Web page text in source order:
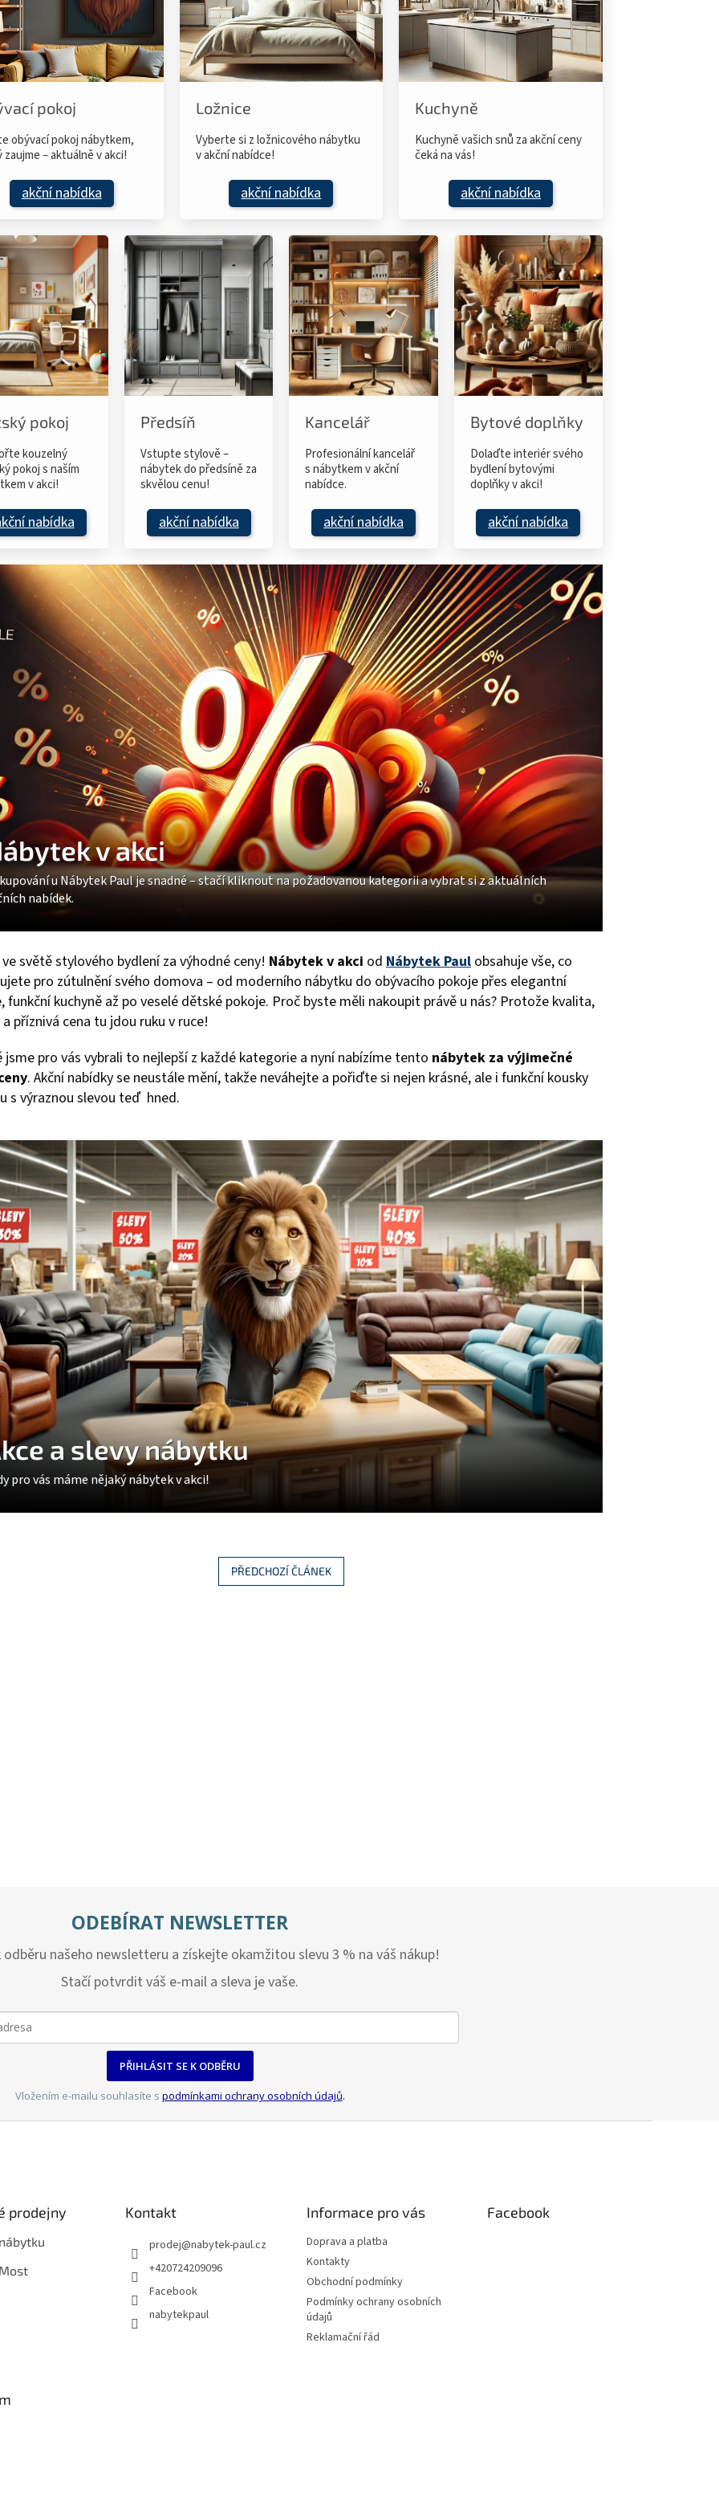
pokoj
obývací pokoj nábytkem,
– aktuálně v akci!
akční nabídka
Ložnice
Vyberte si z ložnicového nábytku
v akční nabídce!
akční nabídka
Kuchyně
Kuchyně vašich snů za akční ceny
čeká na vás!
akční nabídka
pokoj
kouzelný
pokoj s naším
v akci!
nabídka
Předsíň
Vstupte stylově –
nábytek do předsíně za
skvělou cenu!
akční nabídka
Kancelář
Profesionální kancelář
s nábytkem v akční
nabídce.
akční nabídka
Bytové doplňky
Dolaďte interiér svého
bydlení bytovými
doplňky v akci!
akční nabídka
v akci
u Nábytek Paul je snadné – stačí kliknout na požadovanou kategorii a vybrat si z aktuálních
nabídek.
světě stylového bydlení za výhodné ceny! Nábytek v akci od Nábytek Paul obsahuje vše, co
pro zútulnění svého domova – od moderního nábytku do obývacího pokoje přes elegantní
funkční kuchyně až po veselé dětské pokoje. Proč byste měli nakoupit právě u nás? Protože kvalita,
příznivá cena tu jdou ruku v ruce!
jsme pro vás vybrali to nejlepší z každé kategorie a nyní nabízíme tento nábytek za výjimečné
. Akční nabídky se neustále mění, takže neváhejte a pořiďte si nejen krásné, ale i funkční kousky
s výraznou slevou teď hned.
a slevy nábytku
pro vás máme nějaký nábytek v akci!
PŘEDCHOZÍ ČLÁNEK
ODEBÍRAT NEWSLETTER
našeho newsletteru a získejte okamžitou slevu 3 % na váš nákup!
Stačí potvrdit váš e-mail a sleva je vaše.
PŘIHLÁSIT SE K ODBĚRU
Vložením e-mailu souhlasíte s podmínkami ochrany osobních údajů.
prodejny Kontakt
prodej@nabytek-paul.cz
+420724209096
Facebook
nabytekpaul
Informace pro vás
Doprava a platba
Kontakty
Obchodní podmínky
Podmínky ochrany osobních
údajů
Reklamační řád
Facebook